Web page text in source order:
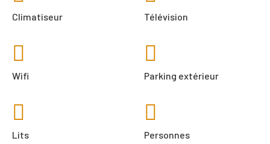
Climatiseur Télévision
Wifi Parking extérieur
Lits
Personnes